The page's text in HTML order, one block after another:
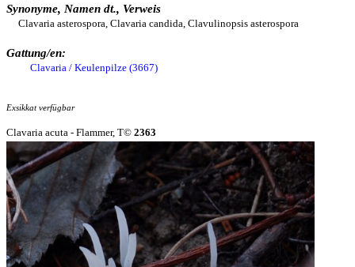
Synonyme, Namen dt., Verweis
Clavaria asterospora, Clavaria candida, Clavulinopsis asterospora
Gattung/en:
Clavaria / Keulenpilze (3667)
Exsikkat verfügbar
Clavaria acuta - Flammer, T© 2363